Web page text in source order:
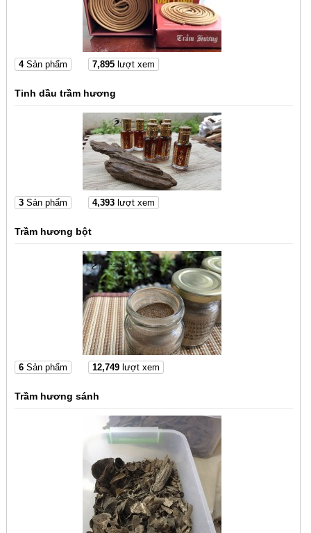
4Sản phẩm 7,895lượt xem
Tinh dầu trầm hương
3Sản phẩm 4,393lượt xem
Trầm hương bột
6Sản phẩm 12,749lượt xem
Trầm hương sánh